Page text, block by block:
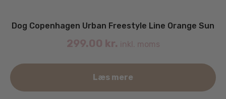
Dog Copenhagen Urban Freestyle Line Orange Sun
299.00 kr. inkl. moms
Læs mere